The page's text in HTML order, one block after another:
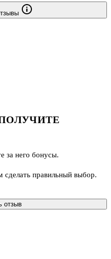
за него бонусы.
правильный выбор.
отзыв